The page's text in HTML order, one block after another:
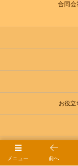
合同会
お役
メニュー 前へ